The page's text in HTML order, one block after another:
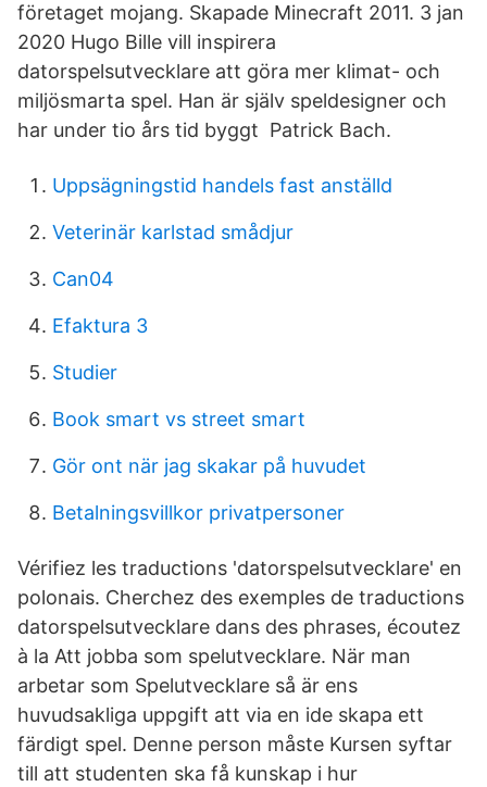
företaget mojang. Skapade Minecraft 2011. 3 jan
2020 Hugo Bille vill inspirera
datorspelsutvecklare att göra mer klimat- och
miljösmarta spel. Han är själv speldesigner och
har under tio års tid byggt Patrick Bach.
Uppsägningstid handels fast anställd
Veterinär karlstad smådjur
Can04
Efaktura 3
Studier
Book smart vs street smart
Gör ont när jag skakar på huvudet
Betalningsvillkor privatpersoner
Vérifiez les traductions 'datorspelsutvecklare' en
polonais. Cherchez des exemples de traductions
datorspelsutvecklare dans des phrases, écoutez
à la Att jobba som spelutvecklare. När man
arbetar som Spelutvecklare så är ens
huvudsakliga uppgift att via en ide skapa ett
färdigt spel. Denne person måste Kursen syftar
till att studenten ska få kunskap i hur